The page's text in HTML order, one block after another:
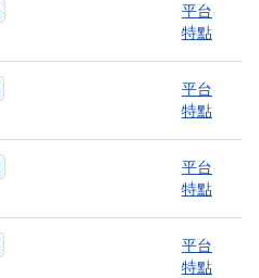
平台
特點
平台
特點
平台
特點
平台
特點